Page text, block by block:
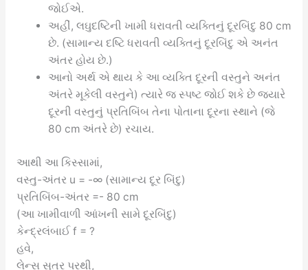
જોઈએ.
અહીં, લઘુદષ્ટિની ખામી ધરાવતી વ્યક્તિનું દૂરબિંદુ 80 cm
છે. (સામાન્ય દષ્ટિ ધરાવતી વ્યક્તિનું દૂરબિંદુ એ અનંત
અંતર હોય છે.)
આનો અર્થ એ થાય કે આ વ્યક્તિ દૂરની વસ્તુને અનંત
અંતરે મૂકેલી વસ્તુને) ત્યારે જ સ્પષ્ટ જોઈ શકે છે જ્યારે
દૂરની વસ્તુનું પ્રતિબિંબ તેના પોતાના દૂરના સ્થાને (જે
80 cm અંતરે છે) રચાય.
આથી આ કિસ્સામાં,
વસ્તુ-અંતર u = -∞ (સામાન્ય દૂર બિંદુ)
પ્રતિબિંબ-અંતર =- 80 cm
(આ ખામીવાળી આંખની સામે દૂરબિંદુ)
કેન્દ્રલંબાઈ f = ?
હવે,
લેન્સ સૂત્ર પરથી,